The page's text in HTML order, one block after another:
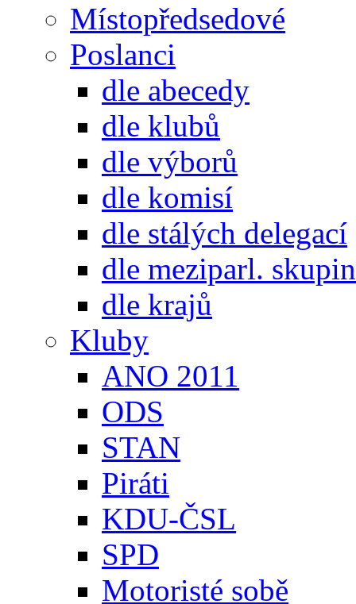
Místopředsedové
Poslanci
dle abecedy
dle klubů
dle výborů
dle komisí
dle stálých delegací
dle meziparl. skupin
dle krajů
Kluby
ANO 2011
ODS
STAN
Piráti
KDU-ČSL
SPD
Motoristé sobě